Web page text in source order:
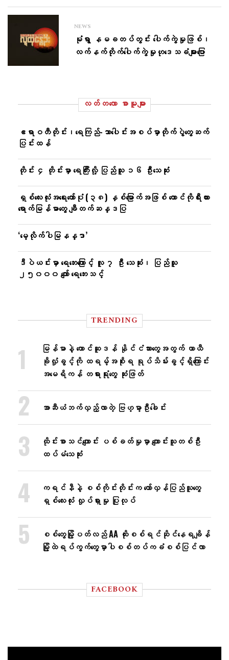
NEWS
မုံရွာ နမခတပ်တွင်း ​ပေါက်ကွဲမှုဖြစ်၊
လက်နက်တိုက်​ပေါက်ကွဲမှုဟု​ဒေသခံများ​ပြော
လတ်တ‌လော စာမူများ
ဧရာဝတီတိုင်း၊ရေကြည်-သာ​ပေါင်းအစပ်မှာတိုက်ပွဲတွေဆက်
ပြင်းထန်
တိုင်း ၄ တိုင်းမှာ ရေကြီးလို့ ပြည်သူ ၁၆ ဦးသေဆုံး
ရှစ်လေးလုံးအရေးတော်ပုံ (၃၈) နှစ်မြောက်အဖြစ် တောင်ကိုရီးယား
ရောက်မြန်မာတွေ ချီတက်ဆန္ဒပြ
‘မေ့လိုက်ပါမြနန္ဒာ’
ဒီပဲယင်းမှာ ရေဘေးကြောင့် လူ ၇ ဦး သေဆုံး၊ ပြည်သူ
၂၅၀၀၀ ကျော် ရေဘေးသင့်
TRENDING
မြန်မာနဲ့ တောင်ဆူဒန် နိုင်ငံသားတွေအတွက် ယာယီ
ခိုလှုံခွင့်ကို ထရမ့်အစိုးရ ရုပ်သိမ်းခွင့်ရှိကြောင်း
အမေရိကန် တရားရုံးတွေ ဆုံးဖြတ်
အာဆီယံဘက်လှည့်လာတဲ့ ဗြဟ္မာ့ဦးခေါင်း
ထိုင်းစာသင်ကျောင်း ပစ်ခတ်မှုမှာ ကျောင်းသူတစ်ဦး
ထပ်မံသေဆုံး
ကရင်နီနဲ့ စစ်ကိုင်းတိုင်းက တော်လှန်ပြည်သူတွေ
ရှစ်လေးလုံး လှုပ်ရှားမှု ပြုလုပ်
စစ်တွေမြို့ပတ်လည် AA ထိုးစစ်ရင်ဆိုင်နေရချိန်
မြို့ထဲရပ်ကွက်တွေမှာပါစစ်တပ်ကခံစစ်ပြင်လာ
FACEBOOK